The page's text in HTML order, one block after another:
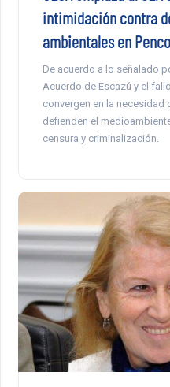
intimidación contra
ambientales en Penco
De acuerdo a lo señalado
Acuerdo de Escazú y el
convergen en la necesidad
defienden el
censura y criminalización.